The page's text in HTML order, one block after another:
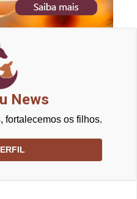
News
fortalecemos os filhos.